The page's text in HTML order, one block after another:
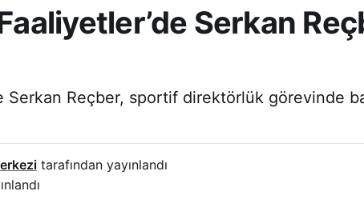
Serkan
Reçber, sportif direktörlük görevinde
tarafından yayınlandı